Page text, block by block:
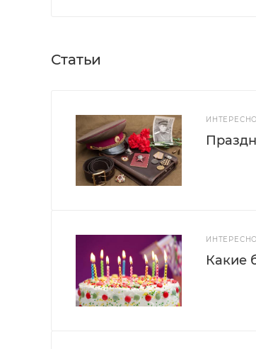
Статьи
Какие